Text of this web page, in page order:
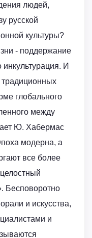
людей,
русской
культуры?
- поддержание
инкультурация. И
глобального
между
Ю. Хабермас
модерна, а
все более
Бесповоротно
и искусства,
и